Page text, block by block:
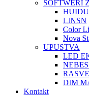
SOFTWERI
HUIDU
LINSN
Color
Nova
UPUSTVA
LED
DIM
Kontakt